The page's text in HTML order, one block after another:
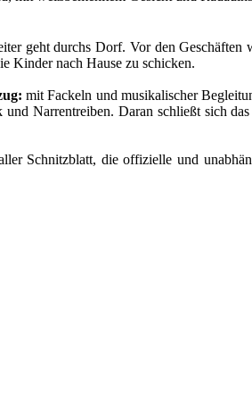
geht durchs Dorf. Vor den Geschäften
Kinder nach Hause zu schicken.
mit Fackeln und musikalischer
und Narrentreiben. Daran schließt sich das
Schnitzblatt, die offizielle und